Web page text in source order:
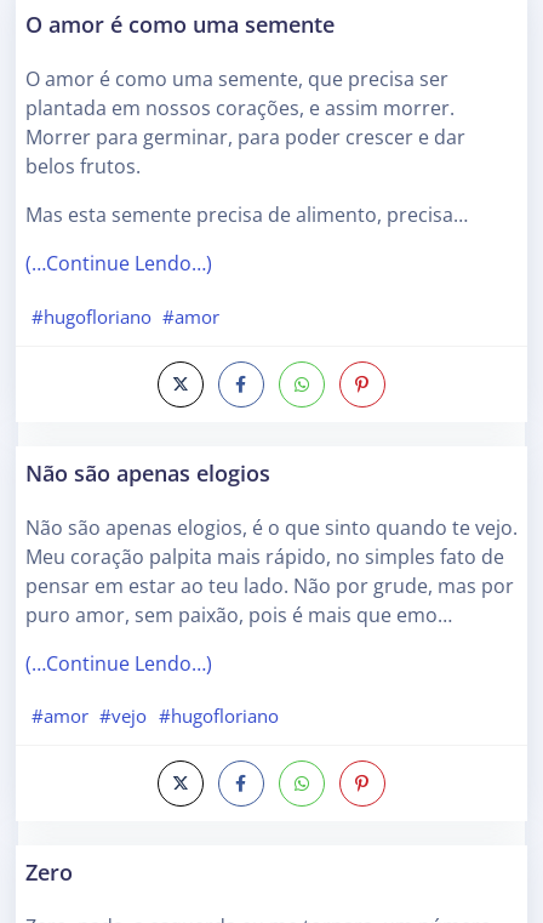
O amor é como uma semente
O amor é como uma semente, que precisa ser
plantada em nossos corações, e assim morrer.
Morrer para germinar, para poder crescer e dar
belos frutos.
Mas esta semente precisa de alimento, precisa…
(…Continue Lendo…)
#hugofloriano #amor
Não são apenas elogios
Não são apenas elogios, é o que sinto quando te vejo.
Meu coração palpita mais rápido, no simples fato de
pensar em estar ao teu lado. Não por grude, mas por
puro amor, sem paixão, pois é mais que emo…
(…Continue Lendo…)
#amor #vejo #hugofloriano
Zero